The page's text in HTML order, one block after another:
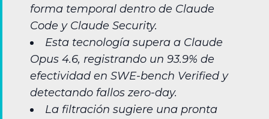
forma temporal dentro de Claude
Code y Claude Security.
Esta tecnología supera a Claude
Opus 4.6, registrando un 93.9% de
efectividad en SWE-bench Verified y
detectando fallos zero-day.
La filtración sugiere una pronta